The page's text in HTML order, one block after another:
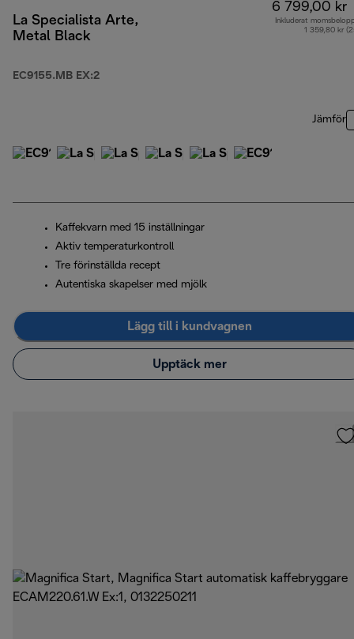
La Specialista Arte,
Metal Black
EC9155.MB EX:2
6 799,00 kr
Inkluderat
1 359,80 kr
Jämför
Kaffekvarn med 15 inställningar
Aktiv temperaturkontroll
Tre förinställda recept
Autentiska skapelser med mjölk
Lägg till i kundvagnen
Upptäck mer